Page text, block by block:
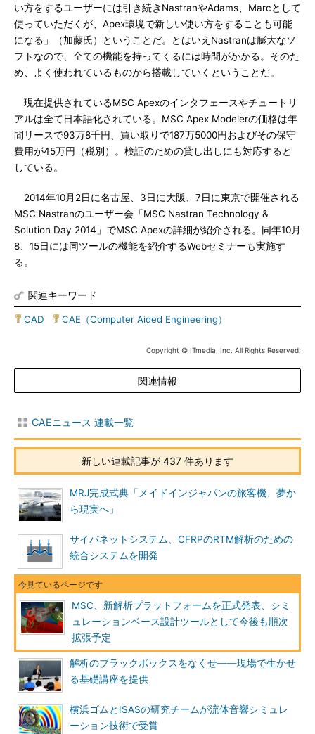
い方をするユーザーには引き続きNastranやAdams、Marcとして
使っていただくが、Apex環境で新しい使い方をすることも可能
になる」（加藤氏）ということだ。とはいえNastranは膨大なソ
フトなので、全ての機能を持ってくるには時間がかかる。そのた
め、よく使われているものから搭載していくということだ。
現在提供されているMSC Apexのインタフェースやチュートリ
アルは全て日本語化されている。MSC Apex Modelerの価格は年
間リースで93万8千円、買い取りで187万5000円およびその保守
費用が45万円（税別）。検証のための貸し出しにも対応すると
している。
2014年10月2日に名古屋、3日に大阪、7日に東京で開催される
MSC Nastranのユーザー会「MSC Nastran Technology &
Solution Day 2014」でMSC Apexの詳細が紹介される。同年10月
8、15日には同ツールの機能を紹介するWebセミナーも実施す
る。
関連キーワード
CAD CAE（Computer Aided Engineering）
Copyright © ITmedia, Inc. All Rights Reserved.
関連情報
CAEニュース 連載一覧
新しい連載記事が 437 件あります
MRJ完成式典「メイドインジャパンの旅客機、夢か
ら現実へ」
サイバネットシステム、CFRPのRTM解析のための
統合システムを開発
MSC、新解析プラットフォームを正式発表、シミ
ュレーションベース設計ツールとして今後も順次
拡張予定
解析のブラックボックスをなくせ――現場で生かせ
る基礎講座を提供
横浜ゴムとISASの研究チームが流体音響シミュレ
ーション技術で受賞